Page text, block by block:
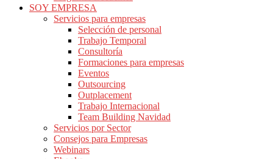
SOY EMPRESA
Servicios para empresas
Selección de personal
Trabajo Temporal
Consultoría
Formaciones para empresas
Eventos
Outsourcing
Outplacement
Trabajo Internacional
Team Building Navidad
Servicios por Sector
Consejos para Empresas
Webinars